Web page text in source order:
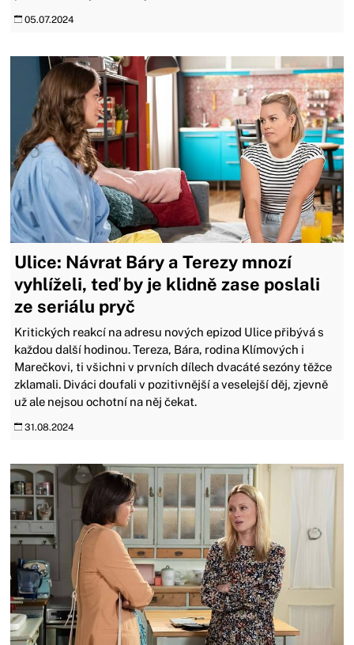
05.07.2024
Ulice: Návrat Báry a Terezy mnozí
vyhlíželi, teď by je klidně zase poslali
ze seriálu pryč
Kritických reakcí na adresu nových epizod Ulice přibývá s
každou další hodinou. Tereza, Bára, rodina Klímových i
Marečkovi, ti všichni v prvních dílech dvacáté sezóny těžce
zklamali. Diváci doufali v pozitivnější a veselejší děj, zjevně
už ale nejsou ochotní na něj čekat.
31.08.2024